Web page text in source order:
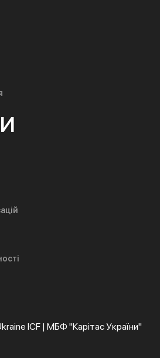
ICF | МБФ "Карітас України"